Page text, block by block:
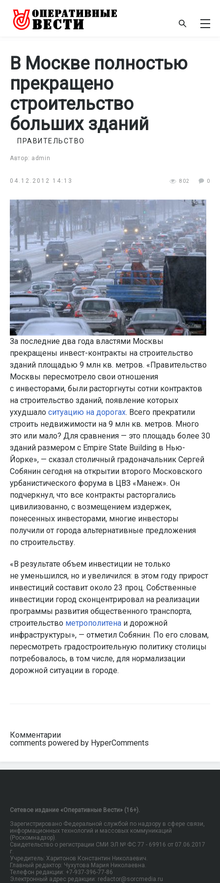
В Москве полностью
прекращено
строительство
больших зданий
Автор: admin
ПРАВИТЕЛЬСТВО
04.12.2012 14:13 802 0
За последние два года властями Москвы
прекращены инвест-контракты на строительство
зданий площадью 9 млн кв. метров. «Правительство
Москвы пересмотрело свои отношения
с инвесторами, были расторгнуты сотни контрактов
на строительство зданий, появление которых
ухудшало ситуацию на дорогах. Всего прекратили
строить недвижимости на 9 млн кв. метров. Много
это или мало? Для сравнения — это площадь более 30
зданий размером с Empire State Building в Нью-
Йорке», — сказал столичный градоначальник Сергей
Собянин сегодня на открытии второго Московского
урбанистического форума в ЦВЗ «Манеж». Он
подчеркнул, что все контракты расторгались
цивилизованно, с возмещением издержек,
понесенных инвесторами, многие инвесторы
получили от города альтернативные предложения
по строительству.
«В результате объем инвестиции не только
не уменьшился, но и увеличился: в этом году прирост
инвестиций составит около 23 проц. Собственные
инвестиции город сконцентрировал на реализации
программы развития общественного транспорта,
строительство метрополитена и дорожной
инфраструктуры», — отметил Собянин. По его словам,
пересмотреть градостроительную политику столицы
потребовалось, в том числе, для нормализации
дорожной ситуации в городе.
Комментарии
comments powered by HyperComments
Сетевое издание «Оперативные Вести» (16+).
Зарегистрировано Федеральной службой по надзору в сфере связи,
информационных технологий и массовых коммуникаций
(Роскомнадзор).
Свидетельство о регистрации СМИ ЭЛ № ФС 77 - 69916 от 07.06.2017
г.
Учредитель: Харитонов Константин Николаевич.
Главный редактор: Чухутова Мария Николаевна.
Телефон редакции: +7-937-396-77-86
Электронный адрес редакции: redactor@sorcmedia.ru